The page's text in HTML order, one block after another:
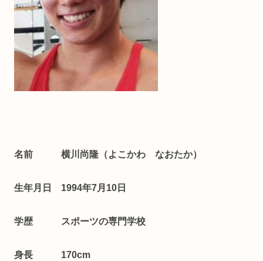
名前 横川尚隆（よこかわ なおたか）
生年月日 1994年7月10日
学歴 スポーツの専門学校
身長 170cm